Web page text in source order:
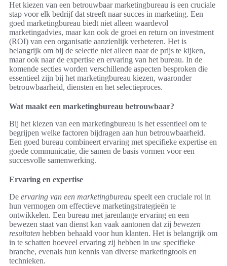
Het kiezen van een betrouwbaar marketingbureau is een cruciale
stap voor elk bedrijf dat streeft naar succes in marketing. Een
goed marketingbureau biedt niet alleen waardevol
marketingadvies, maar kan ook de groei en return on investment
(ROI) van een organisatie aanzienlijk verbeteren. Het is
belangrijk om bij de selectie niet alleen naar de prijs te kijken,
maar ook naar de expertise en ervaring van het bureau. In de
komende secties worden verschillende aspecten besproken die
essentieel zijn bij het marketingbureau kiezen, waaronder
betrouwbaarheid, diensten en het selectieproces.
Wat maakt een marketingbureau betrouwbaar?
Bij het kiezen van een marketingbureau is het essentieel om te
begrijpen welke factoren bijdragen aan hun betrouwbaarheid.
Een goed bureau combineert ervaring met specifieke expertise en
goede communicatie, die samen de basis vormen voor een
succesvolle samenwerking.
Ervaring en expertise
De ervaring van een marketingbureau speelt een cruciale rol in
hun vermogen om effectieve marketingstrategieën te
ontwikkelen. Een bureau met jarenlange ervaring en een
bewezen staat van dienst kan vaak aantonen dat zij bewezen
resultaten hebben behaald voor hun klanten. Het is belangrijk om
in te schatten hoeveel ervaring zij hebben in uw specifieke
branche, evenals hun kennis van diverse marketingtools en
technieken.